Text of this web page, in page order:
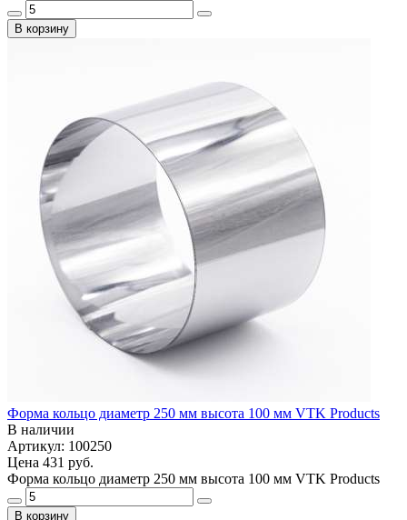
В корзину
Форма кольцо диаметр 250 мм высота 100 мм VTK Products
В наличии
Артикул: 100250
Цена 431 руб.
Форма кольцо диаметр 250 мм высота 100 мм VTK Products
В корзину